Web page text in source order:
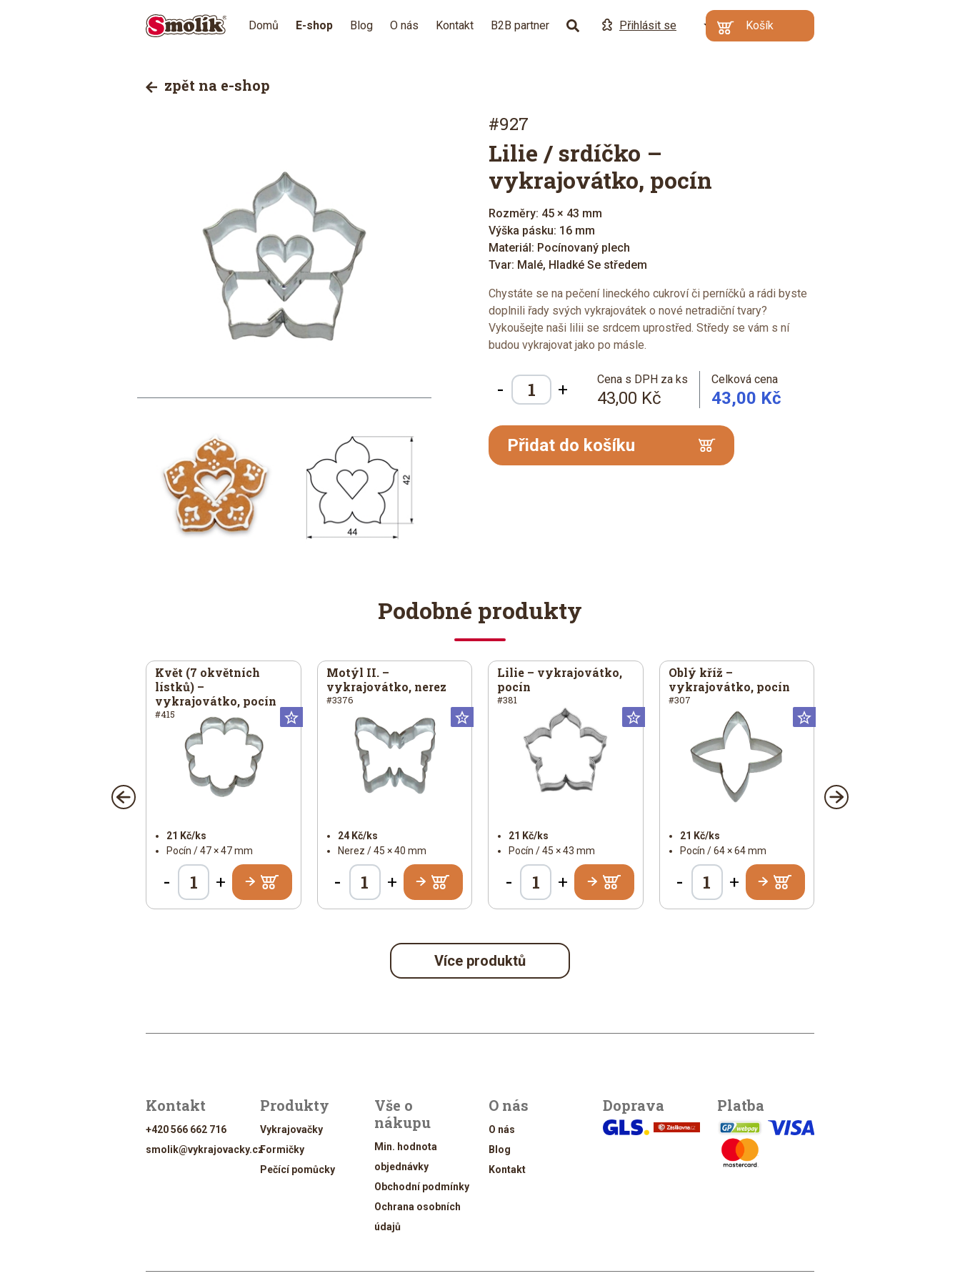
Domů E-shop Blog O nás Kontakt B2B partner Přihlásit se
CZ
Kč
Košík
zpět na e-shop
#927
Lilie / srdíčko –
vykrajovátko, pocín
Rozměry: 45 × 43 mm
Výška pásku: 16 mm
Materiál: Pocínovaný plech
Tvar: Malé, Hladké Se středem
Chystáte se na pečení lineckého cukroví či perníčků a rádi byste
doplnili řady svých vykrajovátek o nové netradiční tvary?
Vykoušejte naši lilii se srdcem uprostřed. Středy se vám s ní
budou vykrajovat jako po másle.
- +
Cena s DPH za ks
43,00 Kč
Celková cena
43,00 Kč
Přidat do košíku
Podobné produkty
Universální
Květ (7 okvětních
lístků) –
vykrajovátko, pocín
#415
21 Kč/ks
Pocín / 47 × 47 mm
- +
Motýl II. –
vykrajovátko, nerez
#3376
24 Kč/ks
Nerez / 45 × 40 mm
- +
Lilie – vykrajovátko,
pocín
#381
21 Kč/ks
Pocín / 45 × 43 mm
- +
Oblý kříž –
vykrajovátko, pocín
#307
21 Kč/ks
Pocín / 64 × 64 mm
- +
Universální
Více produktů
Kontakt
+420 566 662 716
smolik@vykrajovacky.cz
Produkty
Vykrajovačky
Formičky
Pečící pomůcky
Vše o
nákupu
Min. hodnota
objednávky
Obchodní podmínky
Ochrana osobních
údajů
O nás
O nás
Blog
Kontakt
Doprava Platba